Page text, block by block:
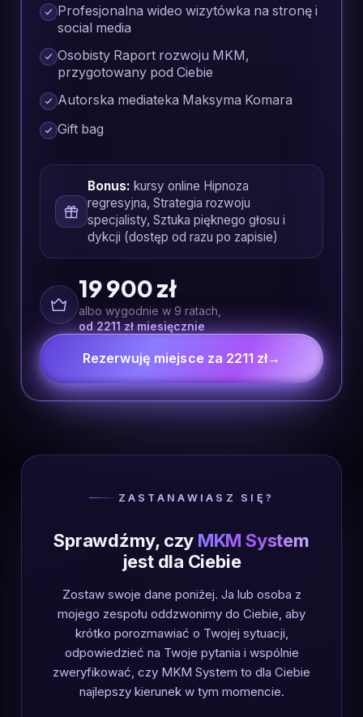
Profesjonalna wideo wizytówka na stronę i
social media
Osobisty Raport rozwoju MKM,
przygotowany pod Ciebie
Autorska mediateka Maksyma Komara
Gift bag
Bonus: kursy online Hipnoza
regresyjna, Strategia rozwoju
specjalisty, Sztuka pięknego głosu i
dykcji (dostęp od razu po zapisie)
19 900 zł
albo wygodnie w 9 ratach,
od 2211 zł miesięcznie
Rezerwuję miejsce za 2211 zł→
ZASTANAWIASZ SIĘ?
Sprawdźmy, czy MKM System
jest dla Ciebie
Zostaw swoje dane poniżej. Ja lub osoba z
mojego zespołu oddzwonimy do Ciebie, aby
krótko porozmawiać o Twojej sytuacji,
odpowiedzieć na Twoje pytania i wspólnie
zweryfikować, czy MKM System to dla Ciebie
najlepszy kierunek w tym momencie.